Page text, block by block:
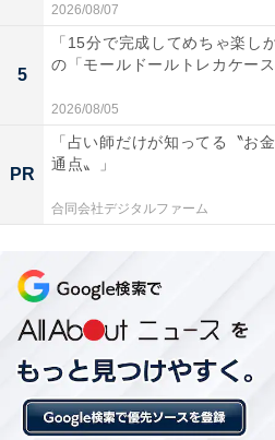
2026/08/07
5
「15分で完成してめちゃ楽し
の「モールドールトレカケース
2026/08/05
PR
「占い師だけが知ってる〝お
通点〟」
合同会社デジタルファーム